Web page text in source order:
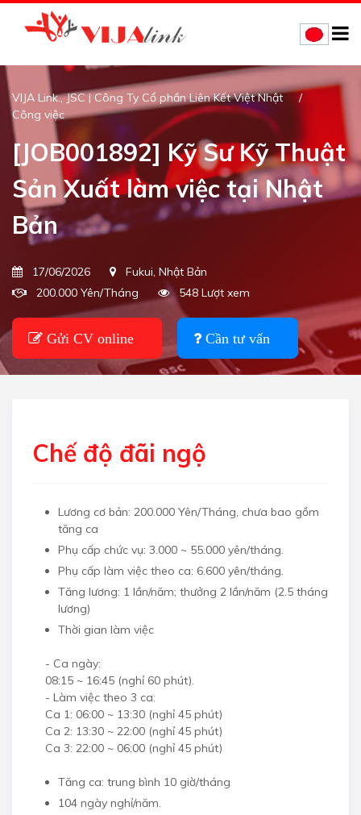
VIJA Link., JSC | Công Ty Cổ phần Liên Kết Việt Nhật
Công việc
[JOB001892] Kỹ Sư Kỹ Thuật
Sản Xuất làm việc tại Nhật
Bản
17/06/2026
Fukui, Nhật Bản
200.000 Yên/Tháng
548 Lượt xem
Gửi CV online Cần tư vấn
Chế độ đãi ngộ
Lương cơ bản: 200.000 Yên/Tháng, chưa bao gồm
tăng ca
Phụ cấp chức vụ: 3.000 ~ 55.000 yên/tháng.
Phụ cấp làm việc theo ca: 6.600 yên/tháng.
Tăng lương: 1 lần/năm; thưởng 2 lần/năm (2.5 tháng
lương)
Thời gian làm việc
- Ca ngày:
08:15 ~ 16:45 (nghỉ 60 phút).
- Làm việc theo 3 ca:
Ca 1: 06:00 ~ 13:30 (nghỉ 45 phút)
Ca 2: 13:30 ~ 22:00 (nghỉ 45 phút)
Ca 3: 22:00 ~ 06:00 (nghỉ 45 phút)
Tăng ca: trung bình 10 giờ/tháng
104 ngày nghỉ/năm.